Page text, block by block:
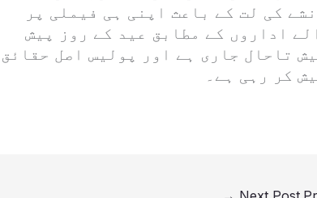
کی لت کے باعث اپنی ہی فیملی پر
اداروں کے مطابق عید کے روز پیش
تاحال جاری ہے اور پولیس اصل حقائق
کر رہی ہے۔